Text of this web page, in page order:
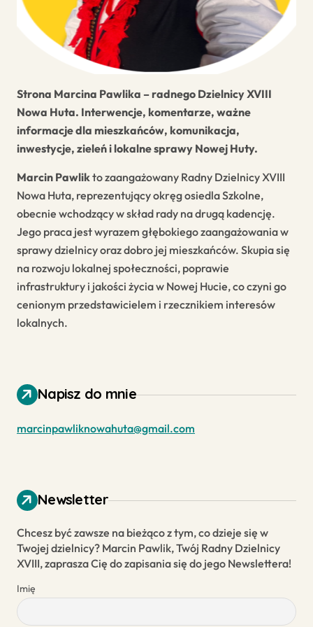
Strona Marcina Pawlika – radnego Dzielnicy XVIII
Nowa Huta. Interwencje, komentarze, ważne
informacje dla mieszkańców, komunikacja,
inwestycje, zieleń i lokalne sprawy Nowej Huty.
Marcin Pawlikto zaangażowany Radny Dzielnicy XVIII
Nowa Huta, reprezentujący okręg osiedla Szkolne,
obecnie wchodzący w skład rady na drugą kadencję.
Jego praca jest wyrazem głębokiego zaangażowania w
sprawy dzielnicy oraz dobro jej mieszkańców. Skupia się
na rozwoju lokalnej społeczności, poprawie
infrastruktury i jakości życia w Nowej Hucie, co czyni go
cenionym przedstawicielem i rzecznikiem interesów
lokalnych.
Napisz do mnie
marcinpawliknowahuta@gmail.com
Newsletter
Chcesz być zawsze na bieżąco z tym, co dzieje się w
Twojej dzielnicy? Marcin Pawlik, Twój Radny Dzielnicy
XVIII, zaprasza Cię do zapisania się do jego Newslettera!
Imię